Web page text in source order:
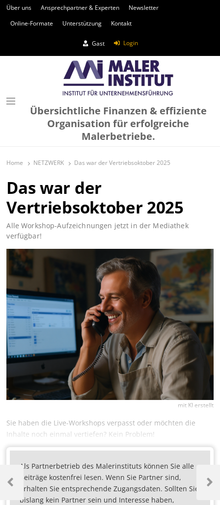
Über uns Ansprechpartner & Experten
Newsletter
Online-Formate
Unterstützung Kontakt
Gast Login
Übersichtliche Finanzen & effiziente
Organisation für erfolgreiche
Malerbetriebe.
Home NETZWERK Das war der Vertriebsoktober 2025
Das war der
Vertriebsoktober 2025
Alle Workshop-Aufzeichnungen jetzt in der Mediathek
verfügbar!
mit KI erstellt
Sie haben die Live-Workshops verpasst oder möchten die
Inhalte noch einmal vertiefen? Kein Problem!
Als Partnerbetrieb des Malerinstituts können Sie alle
Beiträge kostenfrei lesen. Wenn Sie Partner sind,
erhalten Sie entsprechende Zugangsdaten. Sollten Sie
bislang kein Partner sein und Interesse haben,